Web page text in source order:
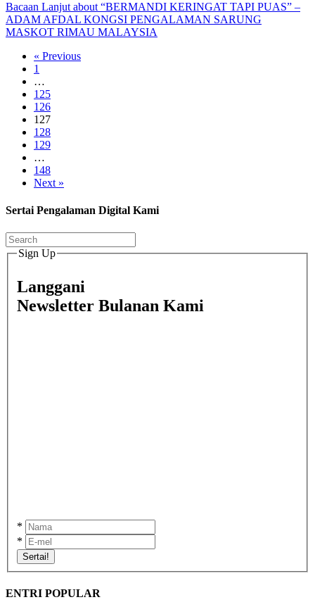
Bacaan Lanjut about “BERMANDI KERINGAT TAPI PUAS” –
ADAM AFDAL KONGSI PENGALAMAN SARUNG
MASKOT RIMAU MALAYSIA
« Previous
1
…
125
126
127
128
129
…
148
Next »
Sertai Pengalaman Digital Kami
Sign Up
Langgani
Newsletter Bulanan Kami
*
*
Sertai!
ENTRI POPULAR